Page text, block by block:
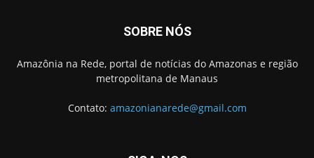
SOBRE NÓS
Amazônia na Rede, portal de notícias do Amazonas e região
metropolitana de Manaus
Contato: amazonianarede@gmail.com